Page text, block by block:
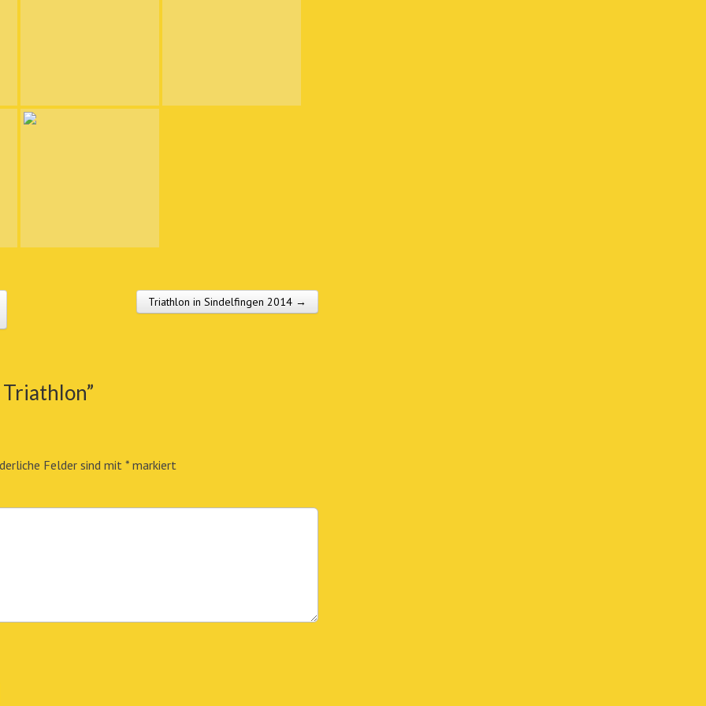
Triathlon in Sindelfingen 2014 →
Triathlon”
Felder sind mit* markiert